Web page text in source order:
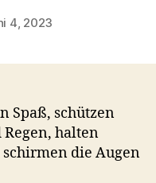
4, 2023
Spaß, schützen
halten
schirmen die Augen